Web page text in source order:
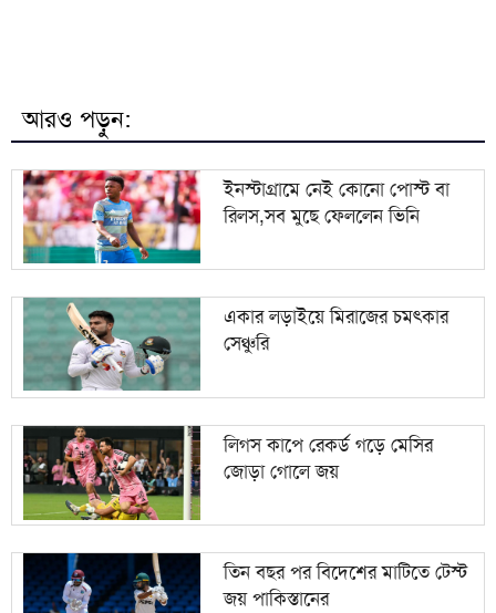
অপরাধে জড়িত গ্রেপ্তার ৪৩
৯ হাসিনা?
১০ দিল্লিকে কড়া বার্তা ঢাকার; ভারতের চোখ রাঙানির দিন কি
তবে শেষ?
আরও পড়ুন:
ইনস্টাগ্রামে নেই কোনো পোস্ট বা
রিলস,সব মুছে ফেললেন ভিনি
একার লড়াইয়ে মিরাজের চমৎকার
সেঞ্চুরি
লিগস কাপে রেকর্ড গড়ে মেসির
জোড়া গোলে জয়
তিন বছর পর বিদেশের মাটিতে টেস্ট
জয় পাকিস্তানের